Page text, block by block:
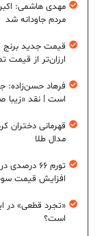
مهدی هاشمی:
مردم جاودانه شد
قیمت جدید برنج
ارزان‌تر از قیمت
فرهاد حسن‌زاده:
است | نقد «زیبا
مدال طلا
افزایش قیمت
«تجرد قطعی» در
است؟